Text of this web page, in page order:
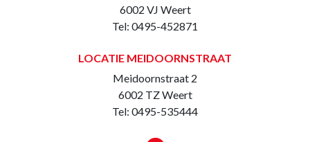
6002 VJ Weert
Tel: 0495-452871
LOCATIE MEIDOORNSTRAAT
Meidoornstraat 2
6002 TZ Weert
Tel: 0495-535444